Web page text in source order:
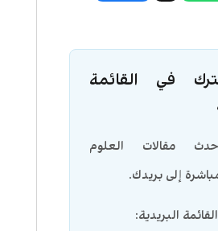
في القائمة
مقالات العلوم
إلى بريدك.
البريدية: